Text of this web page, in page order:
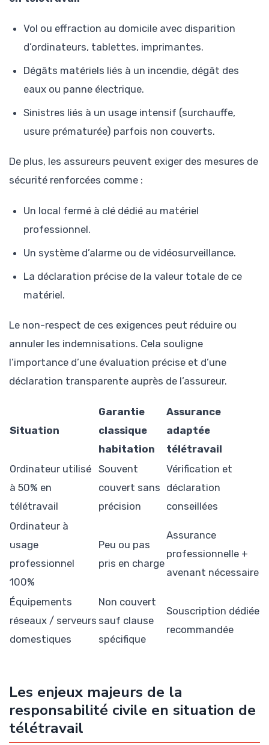
Vol ou effraction au domicile avec disparition
d’ordinateurs, tablettes, imprimantes.
Dégâts matériels liés à un incendie, dégât des
eaux ou panne électrique.
Sinistres liés à un usage intensif (surchauffe,
usure prématurée) parfois non couverts.
De plus, les assureurs peuvent exiger des mesures de
sécurité renforcées comme :
Un local fermé à clé dédié au matériel
professionnel.
Un système d’alarme ou de vidéosurveillance.
La déclaration précise de la valeur totale de ce
matériel.
Le non-respect de ces exigences peut réduire ou
annuler les indemnisations. Cela souligne
l’importance d’une évaluation précise et d’une
déclaration transparente auprès de l’assureur.
Situation
Garantie
classique
habitation
Assurance
adaptée
télétravail
Ordinateur utilisé
à 50% en
télétravail
Souvent
couvert sans
précision
Vérification et
déclaration
conseillées
Ordinateur à
usage
professionnel
100%
Peu ou pas
pris en charge
Assurance
professionnelle +
avenant nécessaire
Équipements
réseaux / serveurs
domestiques
Non couvert
sauf clause
spécifique
Souscription dédiée
recommandée
Les enjeux majeurs de la
responsabilité civile en situation de
télétravail